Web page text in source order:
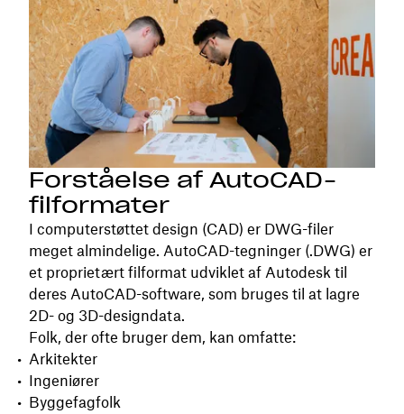
Forståelse af AutoCAD-
filformater
I computerstøttet design (CAD) er DWG-filer
meget almindelige. AutoCAD-tegninger (.DWG) er
et proprietært filformat udviklet af Autodesk til
deres AutoCAD-software, som bruges til at lagre
2D- og 3D-designdata.
Folk, der ofte bruger dem, kan omfatte:
Arkitekter
Ingeniører
Byggefagfolk